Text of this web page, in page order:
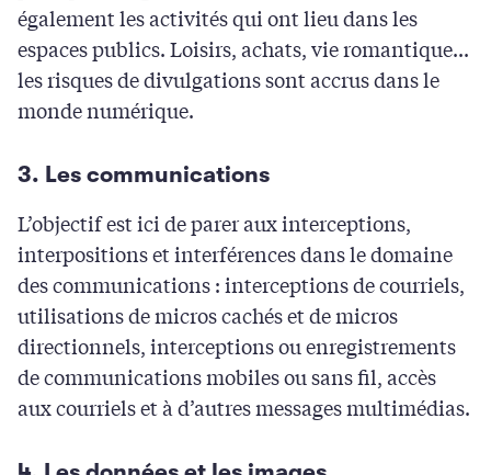
également les activités qui ont lieu dans les
espaces publics. Loisirs, achats, vie romantique...
les risques de divulgations sont accrus dans le
monde numérique.
3. Les communications
L’objectif est ici de parer aux interceptions,
interpositions et interférences dans le domaine
des communications : interceptions de courriels,
utilisations de micros cachés et de micros
directionnels, interceptions ou enregistrements
de communications mobiles ou sans fil, accès
aux courriels et à d’autres messages multimédias.